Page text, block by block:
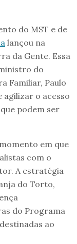
do MST e de
lançou na
da Gente. Essa
do
Familiar, Paulo
o acesso
podem ser
em que
com o
A estratégia
do Torto,
do Programa
ao